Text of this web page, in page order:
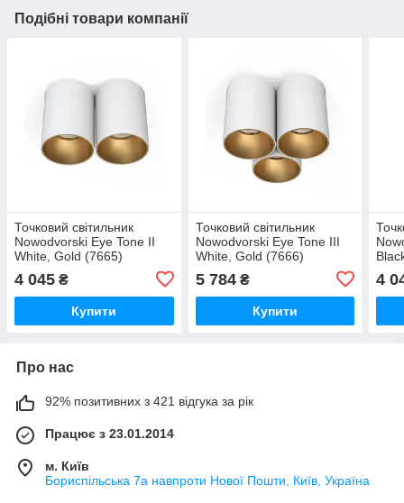
Подібні товари компанії
Точковий світильник
Nowodvorski Eye Tone II
White, Gold (7665)
4 045 ₴
Купити
Точковий світильник
Nowodvorski Eye Tone III
White, Gold (7666)
5 784₴
Купити
4
Про нас
92% позитивних з 421 відгука за рік
Працює з 23.01.2014
м. Київ
Бориспільська 7а навпроти Нової Пошти, Київ, Україна